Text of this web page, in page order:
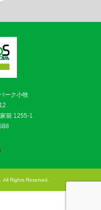
ーク小牧
前 1255-1
. All Rights Reserved.